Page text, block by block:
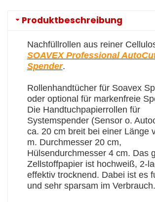
Produktbeschreibung
Nachfüllrollen aus reiner
SOAVEX Professional
Spender.
Rollenhandtücher für Soavex
oder optional für markenfreie
Die Handtuchpapierrollen für
Systemspender (Sensor o.
ca. 20 cm breit bei einer Länge
m. Durchmesser 20 cm,
Hülsendurchmesser 4 cm. Das
Zellstoffpapier ist hochweiß, 2-
effektiv trocknend. Dabei ist es
und sehr sparsam im Verbrauch.